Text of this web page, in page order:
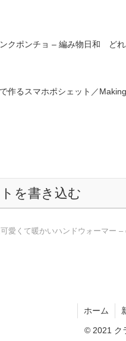
クポンチョ – 編み物日和 どれ
作るスマホポシェット／
を書き込む
愛くて暖かいハンドウォーマー
ホーム
© 2021 ク